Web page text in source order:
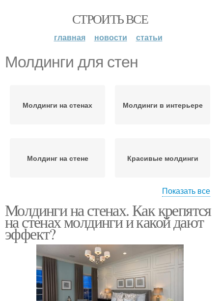
СТРОИТЬ ВСЕ
главная новости статьи
Молдинги для стен
Молдинги на стенах Молдинги в интерьере
Молдинг на стене Красивые молдинги
доме
Молдинги на стену
Молдинги на стене Стен с обоями
Показать все
Молдинги на стенах. Как крепятся
на стенах молдинги и какой дают
эффект?